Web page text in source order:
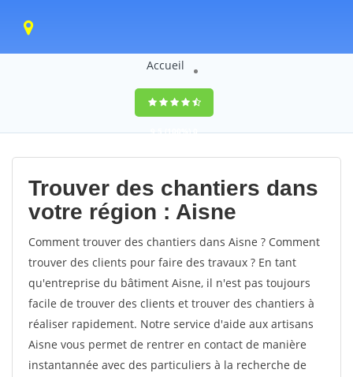
Accueil
9,5(100%)0
votes
Trouver des chantiers dans
votre région : Aisne
Comment trouver des chantiers dans Aisne ? Comment
trouver des clients pour faire des travaux ? En tant
qu'entreprise du bâtiment Aisne, il n'est pas toujours
facile de trouver des clients et trouver des chantiers à
réaliser rapidement. Notre service d'aide aux artisans
Aisne vous permet de rentrer en contact de manière
instantannée avec des particuliers à la recherche de